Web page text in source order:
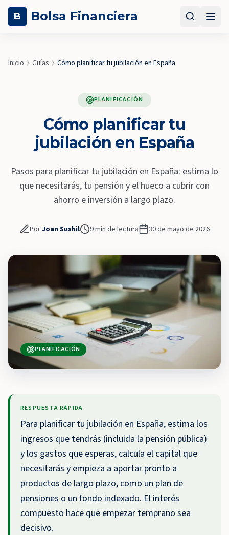
B Bolsa Financiera
Inicio Guías Cómo planificar tu jubilación en España
PLANIFICACIÓN
Cómo planificar tu
jubilación en España
Pasos para planificar tu jubilación en España: estima lo
que necesitarás, tu pensión y el hueco a cubrir con
ahorro e inversión a largo plazo.
PorJoan Sushil 9min de lectura 30 de mayo de 2026
PLANIFICACIÓN
RESPUESTA RÁPIDA
Para planificar tu jubilación en España, estima los
ingresos que tendrás (incluida la pensión pública)
y los gastos que esperas, calcula el capital que
necesitarás y empieza a aportar pronto a
productos de largo plazo, como un plan de
pensiones o un fondo indexado. El interés
compuesto hace que empezar temprano sea
decisivo.